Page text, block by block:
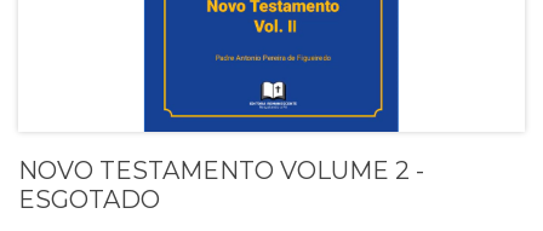
NOVO TESTAMENTO VOLUME 2 -
ESGOTADO